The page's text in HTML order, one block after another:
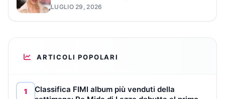
LUGLIO 29, 2026
ARTICOLI POPOLARI
1
Classifica FIMI album più venduti della